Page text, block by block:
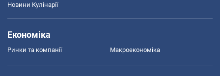
Новини Кулінарії
Економіка
Ринки та компанії Макроекономіка